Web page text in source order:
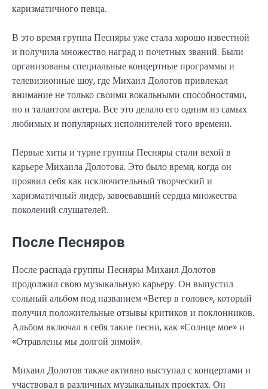
каризматичного певца.
В это время группа Песняры уже стала хорошо известной
и получила множество наград и почетных званий. Были
организованы специальные концертные программы и
телевизионные шоу, где Михаил Долотов привлекал
внимание не только своими вокальными способностями,
но и талантом актера. Все это делало его одним из самых
любимых и популярных исполнителей того времени.
Первые хиты и турне группы Песняры стали вехой в
карьере Михаила Долотова. Это было время, когда он
проявил себя как исключительный творческий и
харизматичный лидер, завоевавший сердца множества
поколений слушателей.
После Песняров
После распада группы Песняры Михаил Долотов
продолжил свою музыкальную карьеру. Он выпустил
сольный альбом под названием «Ветер в голове», который
получил положительные отзывы критиков и поклонников.
Альбом включал в себя такие песни, как «Солнце мое» и
«Отравлены мы долгой зимой».
Михаил Долотов также активно выступал с концертами и
участвовал в различных музыкальных проектах. Он